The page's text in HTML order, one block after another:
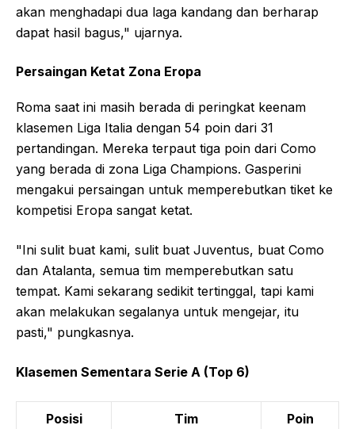
akan menghadapi dua laga kandang dan berharap
dapat hasil bagus," ujarnya.
Persaingan Ketat Zona Eropa
Roma saat ini masih berada di peringkat keenam
klasemen Liga Italia dengan 54 poin dari 31
pertandingan. Mereka terpaut tiga poin dari Como
yang berada di zona Liga Champions. Gasperini
mengakui persaingan untuk memperebutkan tiket ke
kompetisi Eropa sangat ketat.
"Ini sulit buat kami, sulit buat Juventus, buat Como
dan Atalanta, semua tim memperebutkan satu
tempat. Kami sekarang sedikit tertinggal, tapi kami
akan melakukan segalanya untuk mengejar, itu
pasti," pungkasnya.
Klasemen Sementara Serie A (Top 6)
Posisi Tim Poin